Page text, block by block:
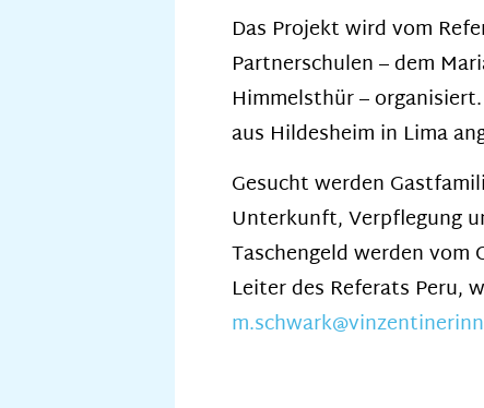
Das Projekt wird vom
Partnerschulen – dem
Himmelsthür –
aus Hildesheim in Lima
Gesucht werden
Unterkunft, Verpflegung
Taschengeld werden
Leiter des Referats Peru,